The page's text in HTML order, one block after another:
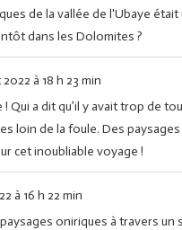
de la vallée de l'Ubaye
dans les Dolomites ?
2022 à 18 h 23 min
a dit qu’il y avait trop de
loin de la foule. Des
cet inoubliable voyage !
à 16 h 22 min
oniriques à travers